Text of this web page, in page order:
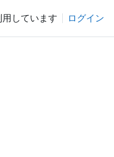
しています ログイン